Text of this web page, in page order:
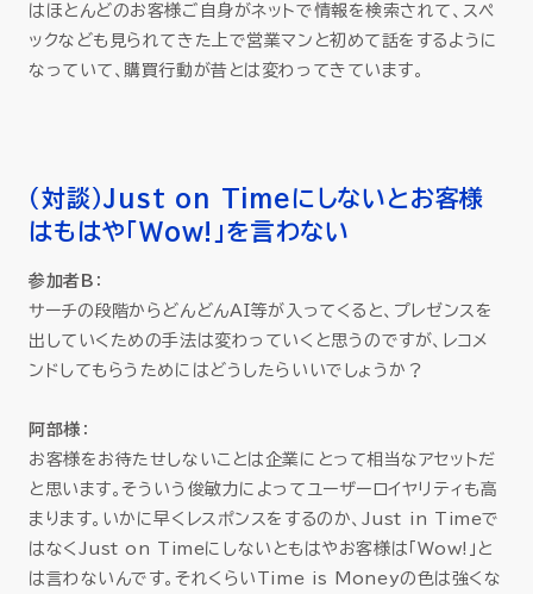
はほとんどのお客様ご自身がネットで情報を検索されて、スペ
ックなども見られてきた上で営業マンと初めて話をするように
なっていて、購買行動が昔とは変わってきています。
（対談）Just on Timeにしないとお客様
はもはや「Wow!」を言わない
参加者B ：
サーチの段階からどんどんAI等が入ってくると、プレゼンスを
出していくための手法は変わっていくと思うのですが、レコメ
ンドしてもらうためにはどうしたらいいでしょうか？
阿部様 ：
お客様をお待たせしないことは企業にとって相当なアセットだ
と思います。そういう俊敏力によってユーザーロイヤリティも高
まります。いかに早くレスポンスをするのか、Just in Timeで
はなくJust on Timeにしないともはやお客様は「Wow!」と
は言わないんです。それくらいTime is Moneyの色は強くな